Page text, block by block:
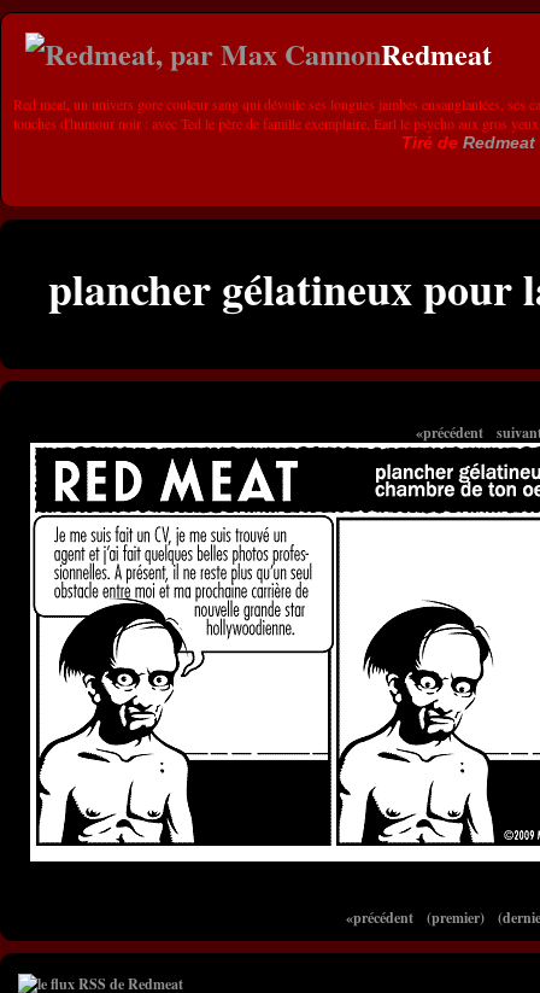
Redmeat
Red meat, un univers gore couleur sang qui dévoile ses longues jambes ensanglantées, ses
touches d'humour noir : avec Ted le père de famille exemplaire, Earl le psycho aux gros
Tiré de Redmeat
plancher gélatineux pour
«précédent
«précédent (premier)